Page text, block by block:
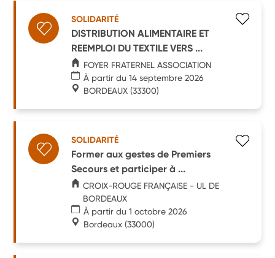
SOLIDARITÉ
DISTRIBUTION ALIMENTAIRE ET
REEMPLOI DU TEXTILE VERS ...
FOYER FRATERNEL ASSOCIATION
À partir du 14 septembre 2026
BORDEAUX (33300)
SOLIDARITÉ
Former aux gestes de Premiers
Secours et participer à ...
CROIX-ROUGE FRANÇAISE - UL DE
BORDEAUX
À partir du 1 octobre 2026
Bordeaux (33000)